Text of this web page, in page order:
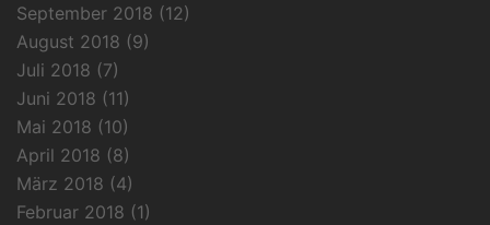
September 2018 (12)
August 2018 (9)
Juli 2018 (7)
Juni 2018 (11)
Mai 2018 (10)
April 2018 (8)
März 2018 (4)
Februar 2018 (1)